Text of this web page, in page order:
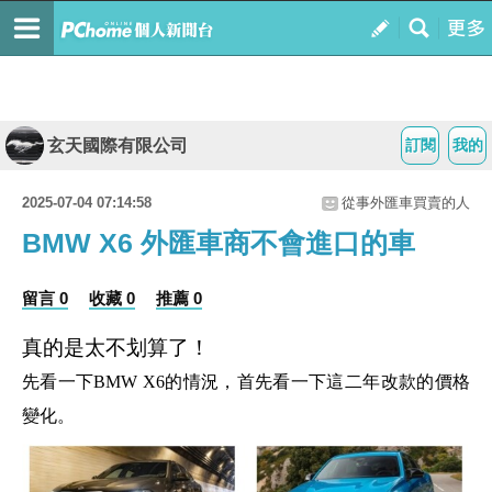
我的
訂閱
玄天國際有限公司
2025-07-04 07:14:58 從事外匯車買賣的人
BMW X6 外匯車商不會進口的車
留言 0 收藏 0 推薦 0
真的是太不划算了！
先看一下BMW X6的情況，首先看一下這二年改款的價格
變化。